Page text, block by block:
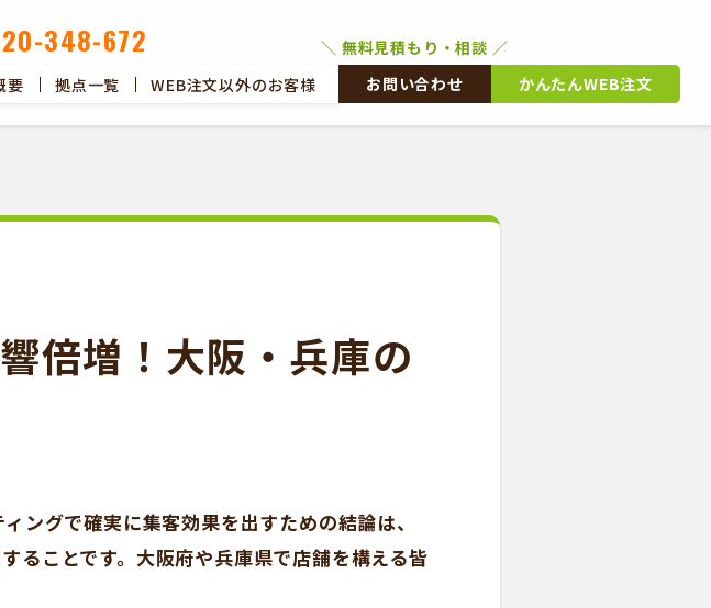
348-672
要 拠点一覧 WEB注文以外のお客様 お問い合わせ かんたんWEB注文
倍増！大阪・兵庫の
ングで確実に集客効果を出すための結論は、
ることです。大阪府や兵庫県で店舗を構える皆